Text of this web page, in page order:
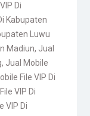
Di
Kabupaten
Luwu
Madiun, Jual
, Jual Mobile
File VIP Di
VIP Di
VIP Di